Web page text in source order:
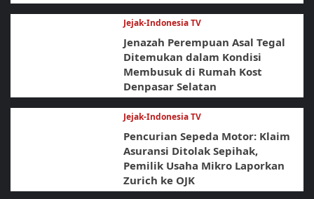
Jejak-Indonesia TV
Jenazah Perempuan Asal Tegal
Ditemukan dalam Kondisi
Membusuk di Rumah Kost
Denpasar Selatan
Jejak-Indonesia TV
Pencurian Sepeda Motor: Klaim
Asuransi Ditolak Sepihak,
Pemilik Usaha Mikro Laporkan
Zurich ke OJK